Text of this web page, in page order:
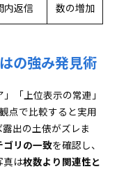
内返信
数の増加
の強み発見術
「上位表示の常連」
点で比較すると実用
出の土俵がズレま
ゴリの一致を確認し、
真は枚数より関連性と